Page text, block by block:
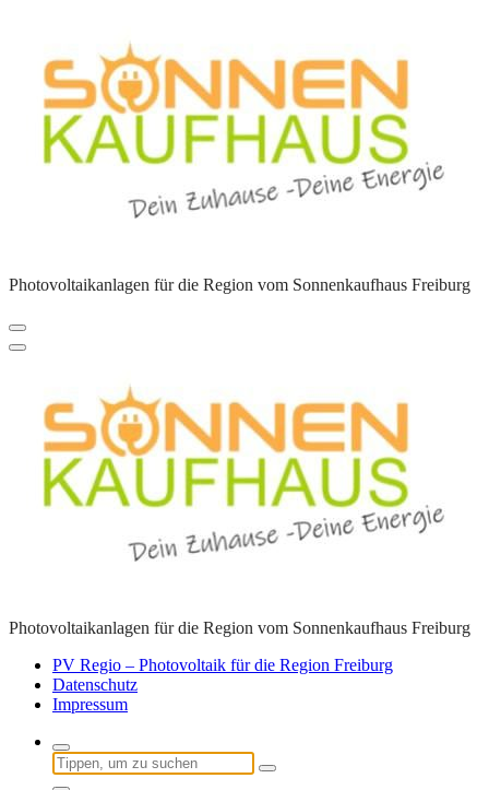
springen
Photovoltaikanlagen für die Region vom Sonnenkaufhaus Freiburg
Photovoltaikanlagen für die Region vom Sonnenkaufhaus Freiburg
PV Regio – Photovoltaik für die Region Freiburg
Datenschutz
Impressum
Suchen
nach: